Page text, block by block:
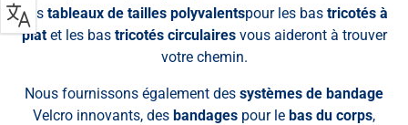
Les tableaux de tailles polyvalentspour les bas tricotés à
platet les bas tricotés circulairesvous aideront à trouver
votre chemin.
Nous fournissons également des systèmes de bandage
Velcro innovants, des bandages pour le bas du corps,